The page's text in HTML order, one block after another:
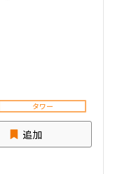
タワー
追加